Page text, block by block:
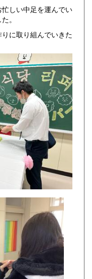
しい中足を運んでい
。
に取り組んでいきた